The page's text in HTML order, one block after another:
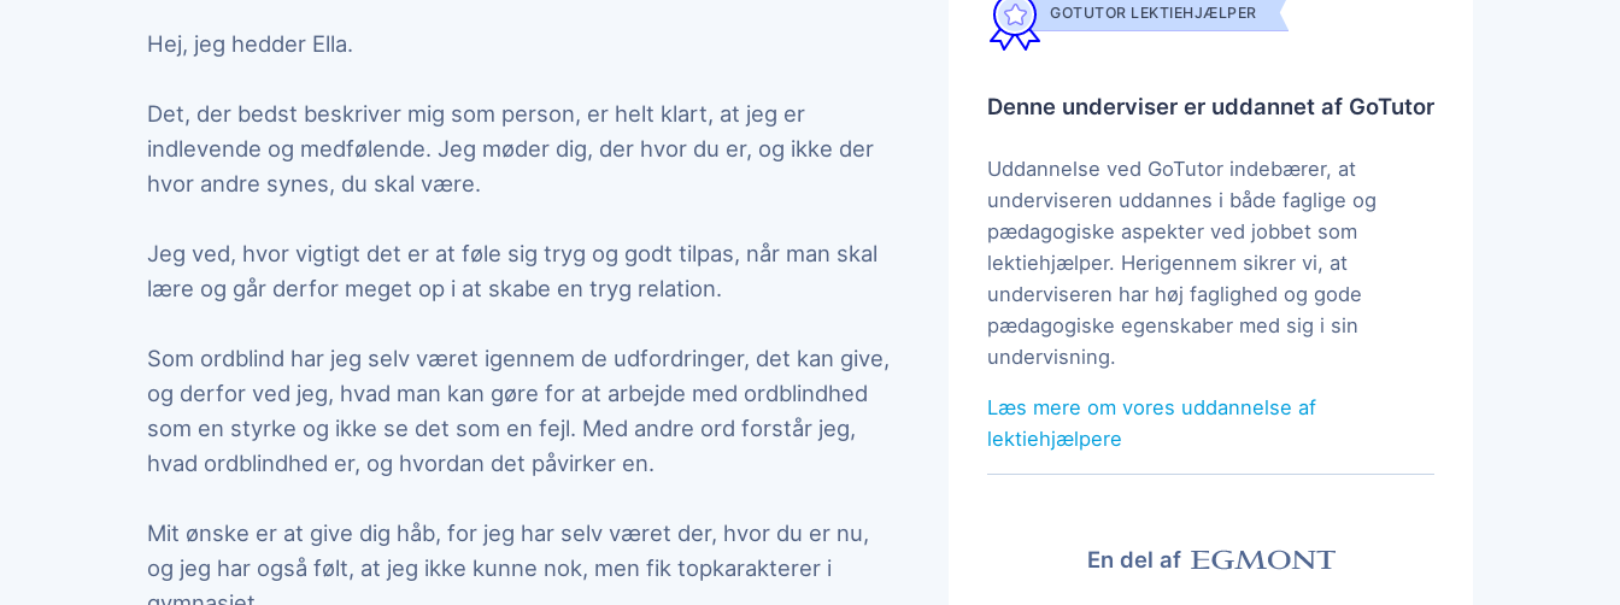
Hej, jeg hedder Ella.
Det, der bedst beskriver mig som person, er helt klart, at jeg er
indlevende og medfølende. Jeg møder dig, der hvor du er, og ikke der
hvor andre synes, du skal være.
Jeg ved, hvor vigtigt det er at føle sig tryg og godt tilpas, når man skal
lære og går derfor meget op i at skabe en tryg relation.
Som ordblind har jeg selv været igennem de udfordringer, det kan give,
og derfor ved jeg, hvad man kan gøre for at arbejde med ordblindhed
som en styrke og ikke se det som en fejl. Med andre ord forstår jeg,
hvad ordblindhed er, og hvordan det påvirker en.
Mit ønske er at give dig håb, for jeg har selv været der, hvor du er nu,
og jeg har også følt, at jeg ikke kunne nok, men fik topkarakterer i
GOTUTOR LEKTIEHJÆLPER
Denne underviser er uddannet af GoTutor
Uddannelse ved GoTutor indebærer, at
underviseren uddannes i både faglige og
pædagogiske aspekter ved jobbet som
lektiehjælper. Herigennem sikrer vi, at
underviseren har høj faglighed og gode
pædagogiske egenskaber med sig i sin
undervisning.
Læs mere om vores uddannelse af
lektiehjælpere
En del af